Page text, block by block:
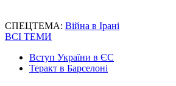
СПЕЦТЕМА: Війна в Ірані
ВСІ ТЕМИ
Вступ України в ЄС
Теракт в Барселоні